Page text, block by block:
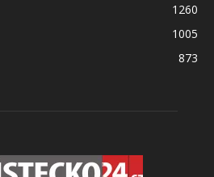
1260
1005
873